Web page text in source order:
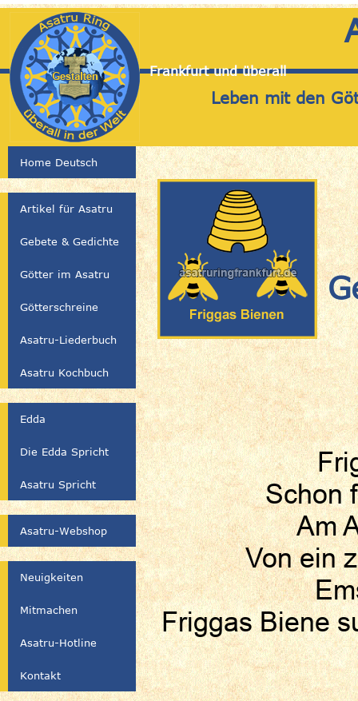
Frankfurt und überall
Leben mit den
Schon
Am
Von ein
Friggas Biene
Home Deutsch
Artikel für Asatru
Gebete & Gedichte
Götter im Asatru
Götterschreine
Asatru-Liederbuch
Asatru Kochbuch
Edda
Die Edda Spricht
Asatru Spricht
Asatru-Webshop
Neuigkeiten
Mitmachen
Asatru-Hotline
Kontakt